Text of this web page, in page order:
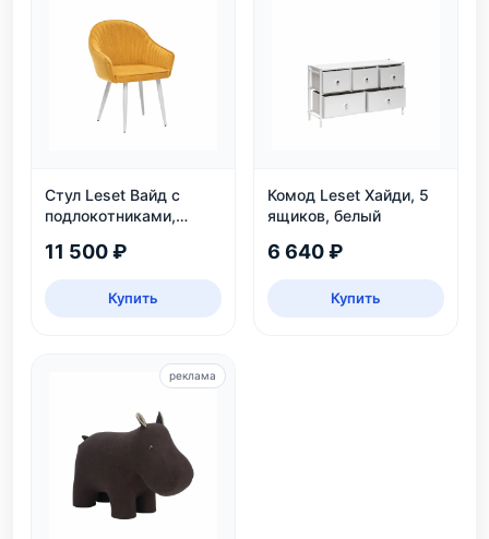
Стул Leset Вайд с
подлокотниками,
11 500 ₽
Купить
Комод Leset Хайди, 5
ящиков, белый
6 640 ₽
Купить
реклама